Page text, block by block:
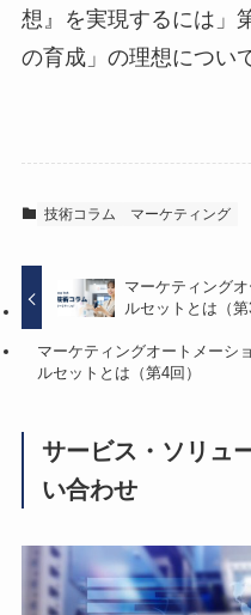
想』を実現するには」
の育成」の理想につい
技術コラム マーケティング
マーケティング
ルセットとは（第
マーケティングオートメーシ
ルセットとは（第4回）
サービス・ソリュ
い合わせ